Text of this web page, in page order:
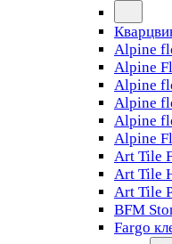
Alpine
Alpine
Alpine
Alpine
Alpine
Alpine
Art Tile
Art Tile
Art Tile
BFM
Fargo